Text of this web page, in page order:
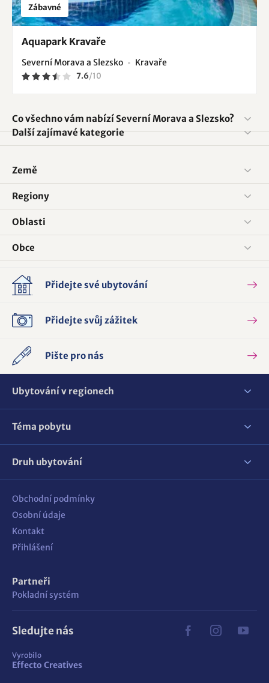
Zábavné
Aquapark Kravaře
Severní Morava a Slezsko Kravaře
7.6/10
Co všechno vám nabízí Severní Morava a Slezsko?
Další zajímavé kategorie
Země
Regiony
Oblasti
Obce
Přidejte své ubytování
Přidejte svůj zážitek
Pište pro nás
Ubytování v regionech
Téma pobytu
Druh ubytování
Obchodní podmínky
Osobní údaje
Kontakt
Přihlášení
Partneři
Pokladní systém
Sledujte nás
Vyrobilo
Effecto Creatives